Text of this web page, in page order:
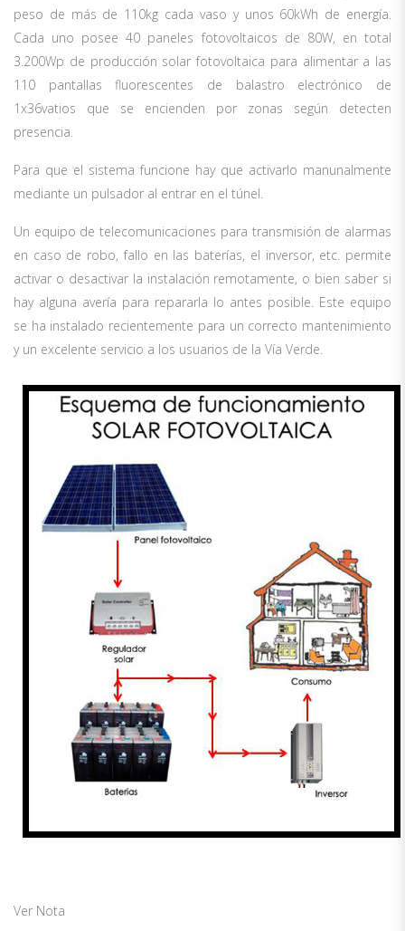
peso de más de 110kg cada vaso y unos 60kWh de energía.
Cada uno posee 40 paneles fotovoltaicos de 80W, en total
3.200Wp de producción solar fotovoltaica para alimentar a las
110 pantallas fluorescentes de balastro electrónico de
1x36vatios que se encienden por zonas según detecten
presencia.
Para que el sistema funcione hay que activarlo manunalmente
mediante un pulsador al entrar en el túnel.
Un equipo de telecomunicaciones para transmisión de alarmas
en caso de robo, fallo en las baterías, el inversor, etc. permite
activar o desactivar la instalación remotamente, o bien saber si
hay alguna avería para repararla lo antes posible. Este equipo
se ha instalado recientemente para un correcto mantenimiento
y un excelente servicio a los usuarios de la Vía Verde.
Ver Nota